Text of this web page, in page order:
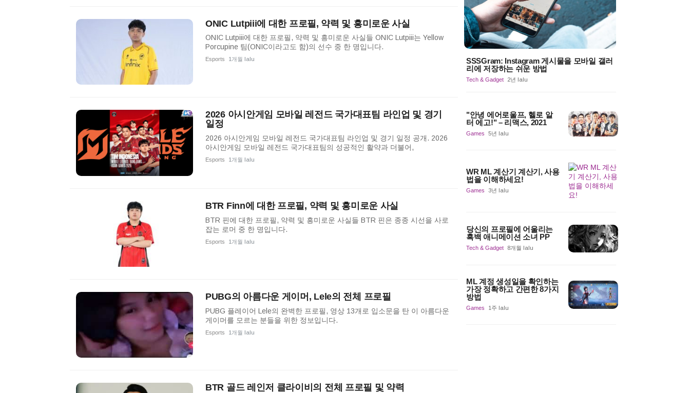
ONIC Lutpiii에 대한 프로필, 약력 및 흥미로운 사실
ONIC Lutpiii에 대한 프로필, 약력 및 흥미로운 사실들 ONIC Lutpiii는 Yellow
Porcupine 팀(ONIC이라고도 함)의 선수 중 한 명입니다.
Esports 1개월 lalu
2026 아시안게임 모바일 레전드 국가대표팀 라인업 및 경기
일정
2026 아시안게임 모바일 레전드 국가대표팀 라인업 및 경기 일정 공개. 2026
아시안게임 모바일 레전드 국가대표팀의 성공적인 활약과 더불어,
Esports 1개월 lalu
BTR Finn에 대한 프로필, 약력 및 흥미로운 사실
BTR 핀에 대한 프로필, 약력 및 흥미로운 사실들 BTR 핀은 종종 시선을 사로
잡는 로머 중 한 명입니다.
Esports 1개월 lalu
PUBG의 아름다운 게이머, Lele의 전체 프로필
PUBG 플레이어 Lele의 완벽한 프로필, 영상 13개로 입소문을 탄 이 아름다운
게이머를 모르는 분들을 위한 정보입니다.
Esports 1개월 lalu
BTR 골드 레인저 클라이비의 전체 프로필 및 약력
SSSGram: Instagram 게시물을 모바일 갤러
리에 저장하는 쉬운 방법
Tech & Gadget 2년 lalu
"안녕 에어로울프, 헬로 알
터 에고!" – 리맥스, 2021
Games 5년 lalu
WR ML 계산기 계산기, 사용
법을 이해하세요!
Games 3년 lalu
당신의 프로필에 어울리는
흑백 애니메이션 소녀 PP
Tech & Gadget 8개월 lalu
ML 계정 생성일을 확인하는
가장 정확하고 간편한 8가지
방법
Games 1주 lalu